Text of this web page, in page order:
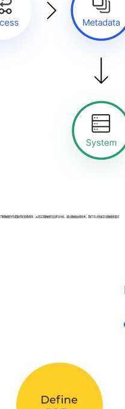
数据的传递路径和变换规则，从而实现数据的追溯与分析。通过数据血缘技术，我们可以快速定位数据质量问